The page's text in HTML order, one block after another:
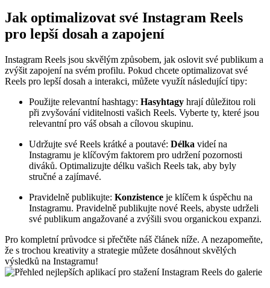
Jak optimalizovat své Instagram Reels
pro lepší dosah a zapojení
Instagram Reels jsou skvělým způsobem, jak oslovit své publikum a
zvýšit zapojení na svém profilu. Pokud chcete optimalizovat své
Reels pro lepší dosah a interakci, můžete využít následující tipy:
Použijte relevantní hashtagy: Hasyhtagy hrají důležitou roli
při zvyšování viditelnosti vašich Reels. Vyberte ty, které jsou
relevantní pro váš obsah a cílovou skupinu.
Udržujte své Reels krátké a poutavé: Délka videí na
Instagramu je klíčovým faktorem pro udržení pozornosti
diváků. Optimalizujte délku vašich Reels tak, aby byly
stručné a zajímavé.
Pravidelně publikujte: Konzistence je klíčem k úspěchu na
Instagramu. Pravidelně publikujte nové Reels, abyste udrželi
své publikum angažované a zvýšili svou organickou expanzi.
Pro kompletní průvodce si přečtěte náš článek níže. A nezapomeňte,
že s trochou kreativity a strategie můžete dosáhnout skvělých
výsledků na Instagramu!